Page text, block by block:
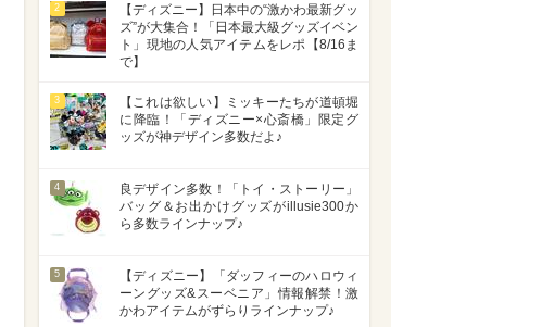
2
【ディズニー】日本中の“激かわ最新グッ
ズ”が大集合！「日本最大級グッズイベン
ト」現地の人気アイテムをレポ【8/16ま
で】
3
【これは欲しい】ミッキーたちが道頓堀
に降臨！「ディズニー×心斎橋」限定グ
ッズが神デザイン多数だよ♪
4
良デザイン多数！「トイ・ストーリー」
バッグ＆お出かけグッズがillusie300か
ら多数ラインナップ♪
5
【ディズニー】「ダッフィーのハロウィ
ーングッズ&スーベニア」情報解禁！激
かわアイテムがずらりラインナップ♪